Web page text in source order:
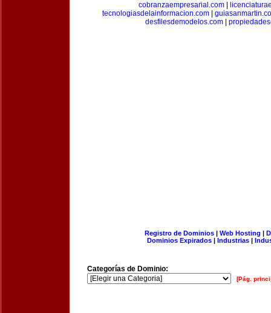
cobranzaempresarial.com
tecnologiasdelainformacion.com|
desfilesdemodelos.com
Registro de Dominios| Web Hosting |
Dominios Expirados | Industrias |
Categorías de Dominio:
[Pág.